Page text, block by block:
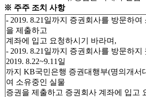
※ 주주 조치 사항
- 2019. 8.21일까지 증권회사를 방문하여
을 제출하고
계좌에 입고 요청하시기 바라며,
- 2019. 8.21일까지 증권회사를 방문하지
2019. 8.22~9.11일
까지 KB국민은행 증권대행부(명의개서
여 소유중인 실물
증권을 제출하고 증권회사 계좌에 입고